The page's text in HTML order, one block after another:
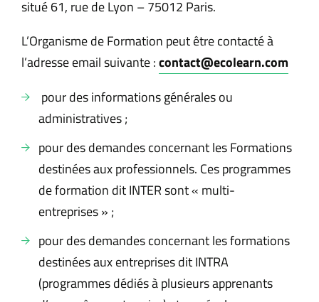
situé 61, rue de Lyon – 75012 Paris.
L’Organisme de Formation peut être contacté à
l’adresse email suivante :contact@ecolearn.com
pour des informations générales ou
administratives ;
pour des demandes concernant les Formations
destinées aux professionnels. Ces programmes
de formation dit INTER sont « multi-
entreprises » ;
pour des demandes concernant les formations
destinées aux entreprises dit INTRA
(programmes dédiés à plusieurs apprenants